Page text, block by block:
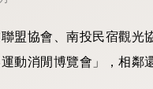
盟協會、南投民宿觀
動消閒博覽會」，相